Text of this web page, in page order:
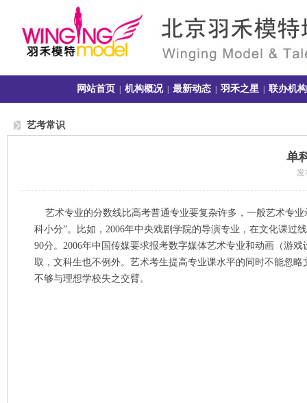
网站首页 机构概况| 最新动态 羽禾之星 联办机构
艺考常识
单
发
艺术专业的分数线比高考普通专业要复杂许多，一般艺术专
科小分”。比如，2006年中央戏剧学院的导演专业，在文化课
90分。2006年中国传媒要求报考数字媒体艺术专业和动画（游
取，文科生也不例外。艺术考生提高专业课水平的同时不能忽
不够与理想学校失之交臂。